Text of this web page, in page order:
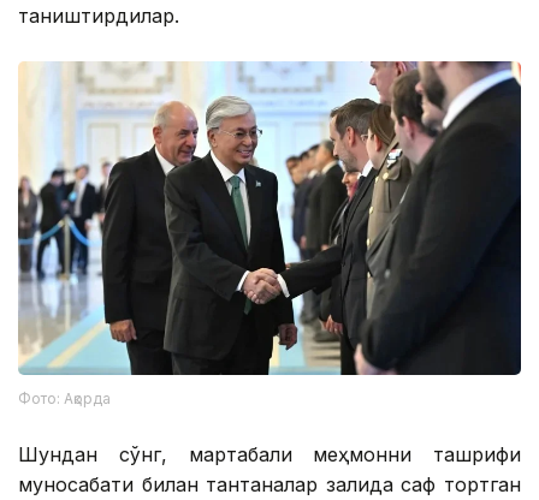
таништирдилар.
Фото: Ақорда
Шундан сўнг, мартабали меҳмонни ташрифи
муносабати билан тантаналар залида саф тортган